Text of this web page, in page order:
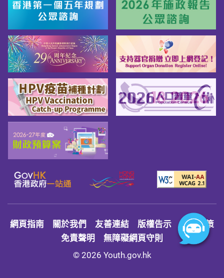
網頁指南 關於我們 友善連結 版權告示
私隱政策
免責聲明
無障礙網頁守則
© 2026 Youth.gov.hk